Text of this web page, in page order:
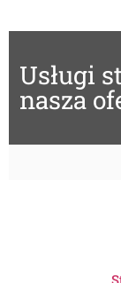
Usługi
nasza